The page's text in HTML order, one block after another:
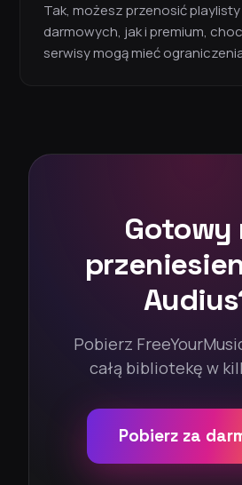
Tak, możesz przenosić
darmowych, jak i premium,
serwisy mogą mieć
Gotowy
Pobierz
całą bibliotekę w
Pobierz za